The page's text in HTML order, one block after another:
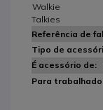
Walkie
Talkies